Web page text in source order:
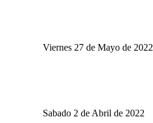
Viernes 27 de Mayo de 2022
Sabado 2 de Abril de 2022